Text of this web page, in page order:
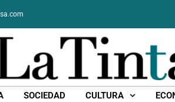
SOCIEDAD CULTURA